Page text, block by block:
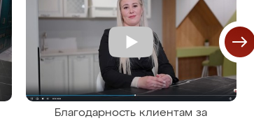
Благодарность клиентам за